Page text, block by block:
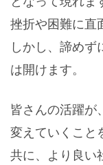
挫折や困難に直
しかし、諦め
は開けます。
皆さんの活躍が
変えていくこと
共に、より良い